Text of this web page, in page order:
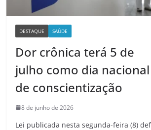
DESTAQUE SAÚDE
Dor crônica terá 5 de
julho como dia nacional
de conscientização
8 de junho de 2026
Lei publicada nesta segunda-feira (8)